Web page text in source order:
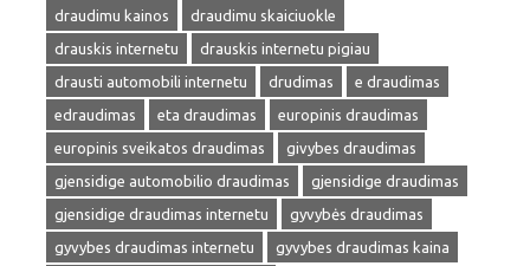
draudimu kainos
draudimu skaiciuokle
drauskis internetu
drauskis internetu pigiau
drausti automobili internetu
drudimas
e draudimas
edraudimas
eta draudimas
europinis draudimas
europinis sveikatos draudimas
givybes draudimas
gjensidige automobilio draudimas
gjensidige draudimas
gjensidige draudimas internetu
gyvybės draudimas
gyvybes draudimas internetu
gyvybes draudimas kaina